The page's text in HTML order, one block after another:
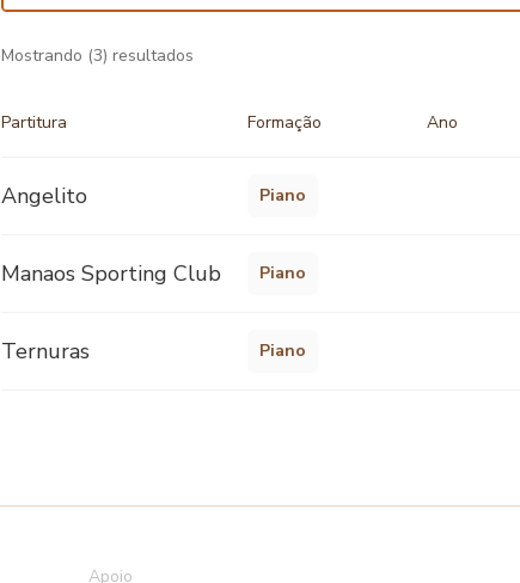
Mostrando (3) resultados
Partitura Formação Ano
Angelito Piano
Manaos Sporting Club Piano
Ternuras Piano
Apoio